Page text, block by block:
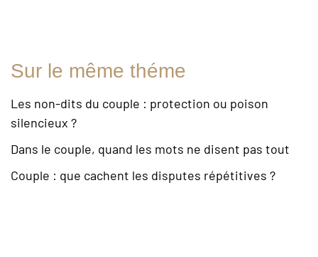
Sur le même théme
Les non-dits du couple : protection ou poison
silencieux ?
Dans le couple, quand les mots ne disent pas tout
Couple : que cachent les disputes répétitives ?